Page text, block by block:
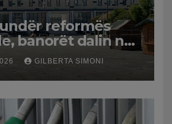
reformës
banorët dalin në
GILBERTA SIMONI